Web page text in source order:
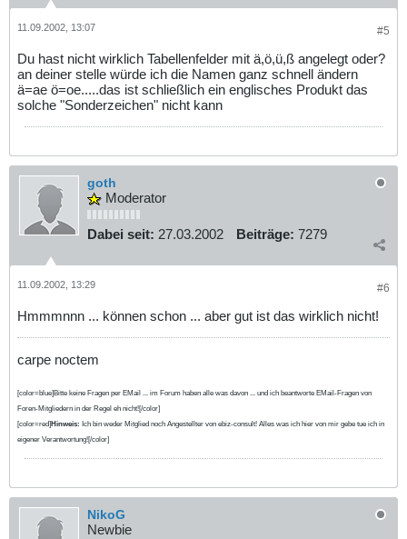
#5
11.09.2002, 13:07
Du hast nicht wirklich Tabellenfelder mit ä,ö,ü,ß angelegt oder?
an deiner stelle würde ich die Namen ganz schnell ändern
ä=ae ö=oe.....das ist schließlich ein englisches Produkt das
solche "Sonderzeichen" nicht kann
goth
Moderator
Dabei seit: 27.03.2002 Beiträge: 7279
#6
11.09.2002, 13:29
Hmmmnnn ... können schon ... aber gut ist das wirklich nicht!
carpe noctem
[color=blue]Bitte keine Fragen per EMail ... im Forum haben alle was davon ... und ich beantworte EMail-Fragen von
Foren-Mitgliedern in der Regel eh nicht![/color]
[color=red]Hinweis: Ich bin weder Mitglied noch Angestellter von ebiz-consult! Alles was ich hier von mir gebe tue ich in
eigener Verantwortung![/color]
NikoG
Newbie